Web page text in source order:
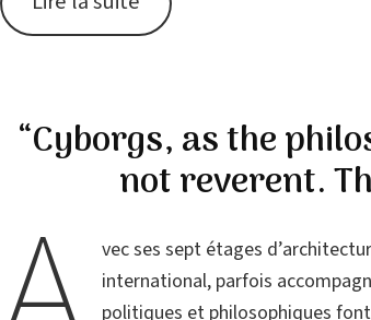
“Cyborgs, as the
not reverent.
vec ses sept étages
international, parfois
politiques et philosophiques